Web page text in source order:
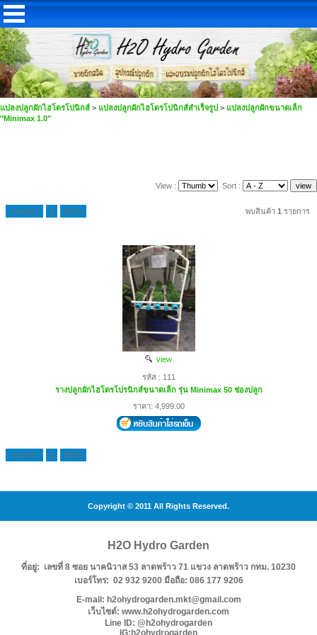
แปลงปลูกผักไฮโดรโปนิกส์ > แปลงปลูกผักไฮโดรโปนิกส์สำเร็จรูป > แปลงปลูกผักขนาดเล็ก
"Minimax 1.0"
View : Sort :
ก่อนหน้า 1 ถัดไป พบสินค้า 1 รายการ
view
รหัส : 111
รางปลูกผักไฮโดรโปรนิกส์ขนาดเล็ก รุ่น Minimax 50 ช่องปลูก
ราคา: 4,999.00
ก่อนหน้า 1 ถัดไป
Copyright © 2011 All Rights Reserved.
H2O Hydro Garden
ที่อยู่: เลขที่ 8 ซอย นาคนิวาส 53 ลาดพร้าว 71 แขวง ลาดพร้าว กทม. 10230
เบอร์โทร: 02 932 9200 มือถือ: 086 177 9206
E-mail: h2ohydrogarden.mkt@gmail.com
เว็บไซต์: www.h2ohydrogarden.com
Line ID: @h2ohydrogarden
IG:h2ohydrogarden